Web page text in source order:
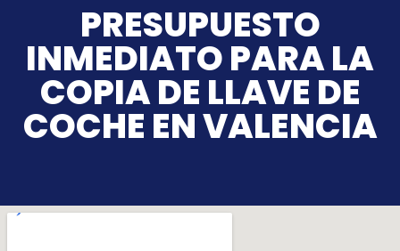
PRESUPUESTO
INMEDIATO PARA LA
COPIA DE LLAVE DE
COCHE EN VALENCIA